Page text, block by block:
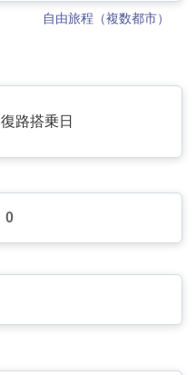
自由旅程（複数都市）
復路搭乗日
0